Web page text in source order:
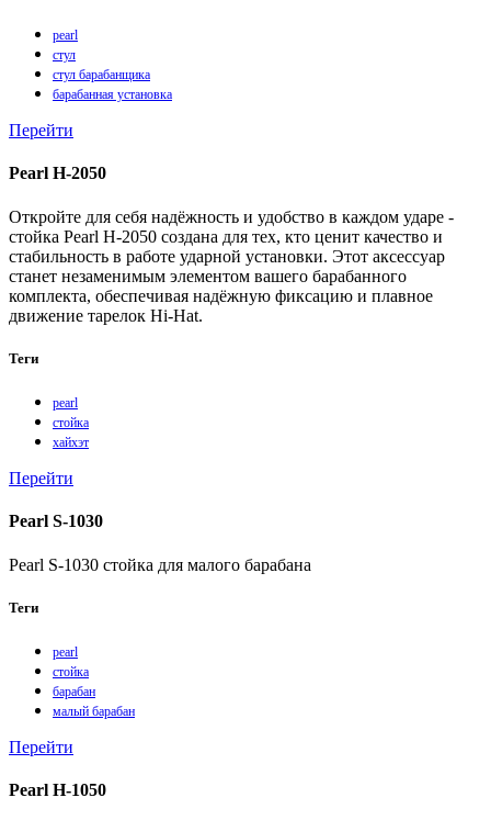
pearl
стул
стул барабанщика
барабанная установка
Перейти
Pearl H-2050
Откройте для себя надёжность и удобство в каждом ударе -
стойка Pearl H‑2050 создана для тех, кто ценит качество и
стабильность в работе ударной установки. Этот аксессуар
станет незаменимым элементом вашего барабанного
комплекта, обеспечивая надёжную фиксацию и плавное
движение тарелок Hi‑Hat.
Теги
pearl
стойка
хайхэт
Перейти
Pearl S-1030
Pearl S-1030 стойка для малого барабана
Теги
pearl
стойка
барабан
малый барабан
Перейти
Pearl H-1050